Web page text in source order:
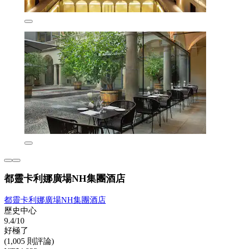
都靈卡利娜廣場NH集團酒店
都靈卡利娜廣場NH集團酒店
歷史中心
9.4/10
好極了
(1,005 則評論)